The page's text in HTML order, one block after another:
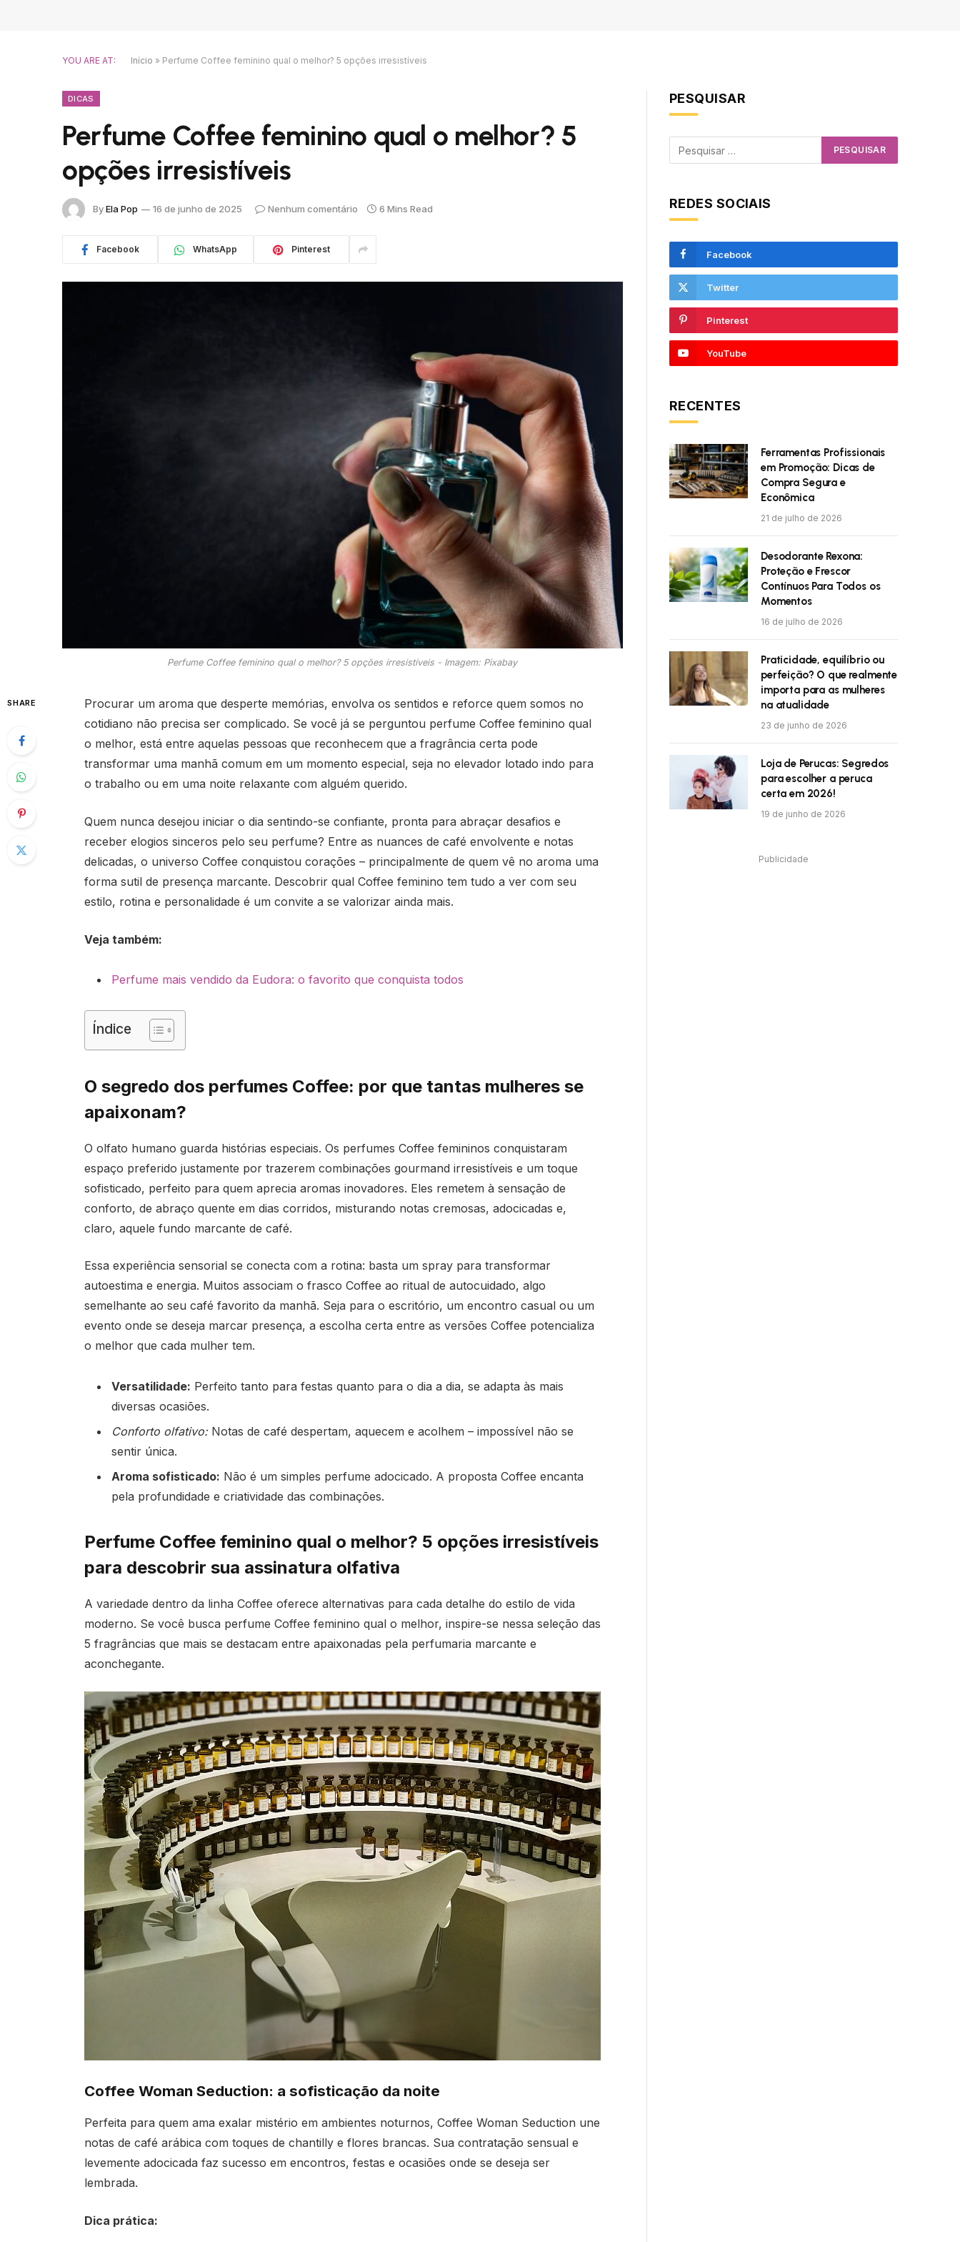
YOU ARE AT: Início » Perfume Coffee feminino qual o melhor? 5 opções irresistíveis
DICAS
Perfume Coffee feminino qual o melhor? 5
opções irresistíveis
ByEla Pop 16 de junho de 2025 Nenhum comentário 6 Mins Read
Facebook WhatsApp Pinterest
Perfume Coffee feminino qual o melhor? 5 opções irresistíveis - Imagem: Pixabay
SHARE
Procurar um aroma que desperte memórias, envolva os sentidos e reforce quem somos no
cotidiano não precisa ser complicado. Se você já se perguntou perfume Coffee feminino qual
o melhor, está entre aquelas pessoas que reconhecem que a fragrância certa pode
transformar uma manhã comum em um momento especial, seja no elevador lotado indo para
o trabalho ou em uma noite relaxante com alguém querido.
Quem nunca desejou iniciar o dia sentindo-se confiante, pronta para abraçar desafios e
receber elogios sinceros pelo seu perfume? Entre as nuances de café envolvente e notas
delicadas, o universo Coffee conquistou corações – principalmente de quem vê no aroma uma
forma sutil de presença marcante. Descobrir qual Coffee feminino tem tudo a ver com seu
estilo, rotina e personalidade é um convite a se valorizar ainda mais.
Veja também:
Perfume mais vendido da Eudora: o favorito que conquista todos
Índice
O segredo dos perfumes Coffee: por que tantas mulheres se
apaixonam?
O olfato humano guarda histórias especiais. Os perfumes Coffee femininos conquistaram
espaço preferido justamente por trazerem combinações gourmand irresistíveis e um toque
sofisticado, perfeito para quem aprecia aromas inovadores. Eles remetem à sensação de
conforto, de abraço quente em dias corridos, misturando notas cremosas, adocicadas e,
claro, aquele fundo marcante de café.
Essa experiência sensorial se conecta com a rotina: basta um spray para transformar
autoestima e energia. Muitos associam o frasco Coffee ao ritual de autocuidado, algo
semelhante ao seu café favorito da manhã. Seja para o escritório, um encontro casual ou um
evento onde se deseja marcar presença, a escolha certa entre as versões Coffee potencializa
o melhor que cada mulher tem.
Versatilidade: Perfeito tanto para festas quanto para o dia a dia, se adapta às mais
diversas ocasiões.
Conforto olfativo:Notas de café despertam, aquecem e acolhem – impossível não se
sentir única.
Aroma sofisticado: Não é um simples perfume adocicado. A proposta Coffee encanta
pela profundidade e criatividade das combinações.
Perfume Coffee feminino qual o melhor? 5 opções irresistíveis
para descobrir sua assinatura olfativa
A variedade dentro da linha Coffee oferece alternativas para cada detalhe do estilo de vida
moderno. Se você busca perfume Coffee feminino qual o melhor, inspire-se nessa seleção das
5 fragrâncias que mais se destacam entre apaixonadas pela perfumaria marcante e
aconchegante.
Coffee Woman Seduction: a sofisticação da noite
Perfeita para quem ama exalar mistério em ambientes noturnos, Coffee Woman Seduction une
notas de café arábica com toques de chantilly e flores brancas. Sua contratação sensual e
levemente adocicada faz sucesso em encontros, festas e ocasiões onde se deseja ser
lembrada.
Dica prática:
PESQUISAR
REDES SOCIAIS
Facebook
Twitter
Pinterest
YouTube
RECENTES
Ferramentas Profissionais
em Promoção: Dicas de
Compra Segura e
Econômica
21 de julho de 2026
Desodorante Rexona:
Proteção e Frescor
Contínuos Para Todos os
Momentos
16 de julho de 2026
Praticidade, equilíbrio ou
perfeição? O que realmente
importa para as mulheres
na atualidade
23 de junho de 2026
Loja de Perucas: Segredos
para escolher a peruca
certa em 2026!
19 de junho de 2026
Publicidade